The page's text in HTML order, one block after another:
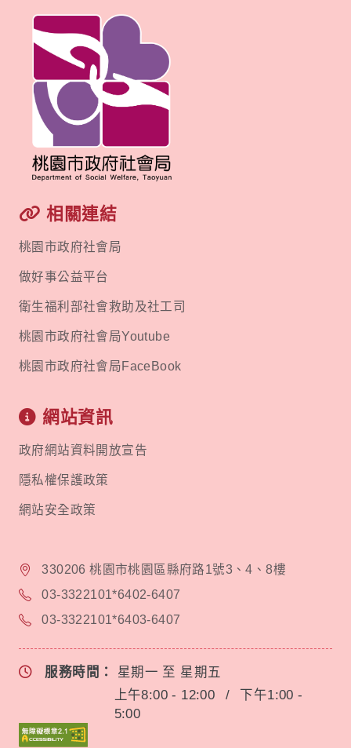
相關連結
桃園市政府社會局
做好事公益平台
衛生福利部社會救助及社工司
桃園市政府社會局Youtube
桃園市政府社會局FaceBook
網站資訊
政府網站資料開放宣告
隱私權保護政策
網站安全政策
330206 桃園市桃園區縣府路1號3、4、8樓
03-3322101*6402-6407
03-3322101*6403-6407
服務時間： 星期一 至 星期五
上午8:00 - 12:00
/
下午1:00 -
5:00